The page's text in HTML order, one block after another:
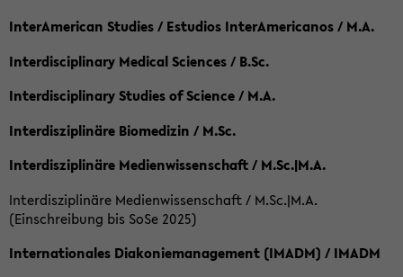
InterAmerican Studies / Estudios InterAmericanos / M.A.
Interdisciplinary Medical Sciences / B.Sc.
Interdisciplinary Studies of Science / M.A.
Interdisziplinäre Biomedizin / M.Sc.
Interdisziplinäre Medienwissenschaft / M.Sc.|M.A.
Interdisziplinäre Medienwissenschaft / M.Sc.|M.A.
(Einschreibung bis SoSe 2025)
Internationales Diakoniemanagement (IMADM) / IMADM